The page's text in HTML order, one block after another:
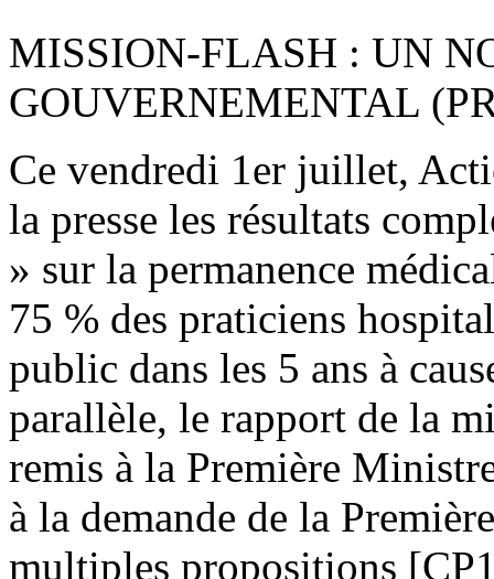
MISSION-FLASH : UN
GOUVERNEMENTAL
Ce vendredi 1er juillet,
la presse les résultats
» sur la permanence
75 % des praticiens
public dans les 5 ans à
parallèle, le rapport de la
remis à la Première
à la demande de la
multiples propositions